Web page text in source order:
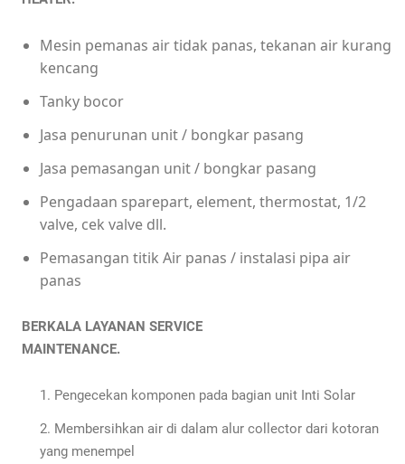
Mesin pemanas air tidak panas, tekanan air kurang
kencang
Tanky bocor
Jasa penurunan unit / bongkar pasang
Jasa pemasangan unit / bongkar pasang
Pengadaan sparepart, element, thermostat, 1/2
valve, cek valve dll.
Pemasangan titik Air panas / instalasi pipa air
panas
BERKALA LAYANAN SERVICE
MAINTENANCE.
Pengecekan komponen pada bagian unit Inti Solar
Membersihkan air di dalam alur collector dari kotoran
yang menempel